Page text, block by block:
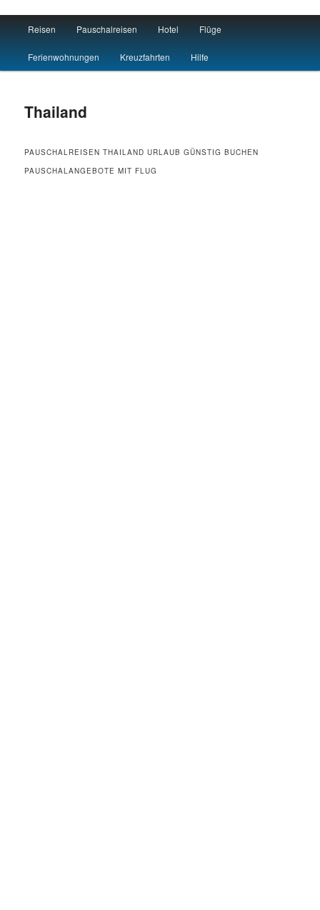
Reisen Hotel Flug
Skip to primary content
Skip to secondary content
Reisen Pauschalreisen Hotel Flüge
Ferienwohnungen Kreuzfahrten Hilfe
Thailand
PAUSCHALREISEN THAILAND URLAUB GÜNSTIG BUCHEN
PAUSCHALANGEBOTE MIT FLUG